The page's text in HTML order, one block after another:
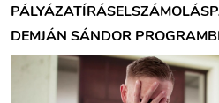
PÁLYÁZATÍRÁSELSZÁMOLÁS
DEMJÁN SÁNDOR PROGRAM